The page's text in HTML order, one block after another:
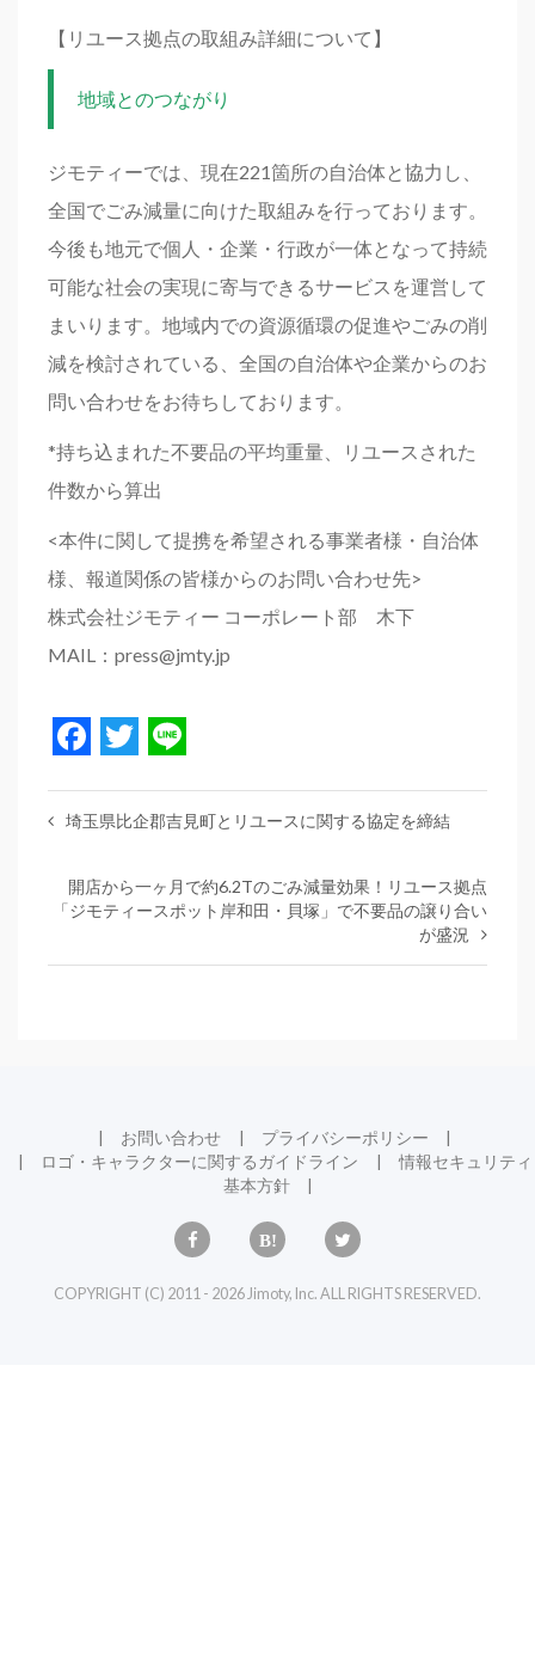
【リユース拠点の取組み詳細について】
地域とのつながり
ジモティーでは、現在221箇所の自治体と協力し、
全国でごみ減量に向けた取組みを行っております。
今後も地元で個人・企業・行政が一体となって持続
可能な社会の実現に寄与できるサービスを運営して
まいります。地域内での資源循環の促進やごみの削
減を検討されている、全国の自治体や企業からのお
問い合わせをお待ちしております。
*持ち込まれた不要品の平均重量、リユースされた
件数から算出
<本件に関して提携を希望される事業者様・自治体
様、報道関係の皆様からのお問い合わせ先>
株式会社ジモティー コーポレート部 木下
MAIL：press@jmty.jp
Facebook
Twitter
埼玉県比企郡吉見町とリユースに関する協定を締結
開店から一ヶ月で約6.2Tのごみ減量効果！リユース拠点
「ジモティースポット岸和田・貝塚」で不要品の譲り合い
が盛況
お問い合わせ
プライバシーポリシー
ロゴ・キャラクターに関するガイドライン
情報セキュリティ
基本方針
COPYRIGHT (C) 2011 - 2026 Jimoty, Inc. ALL RIGHTS RESERVED.